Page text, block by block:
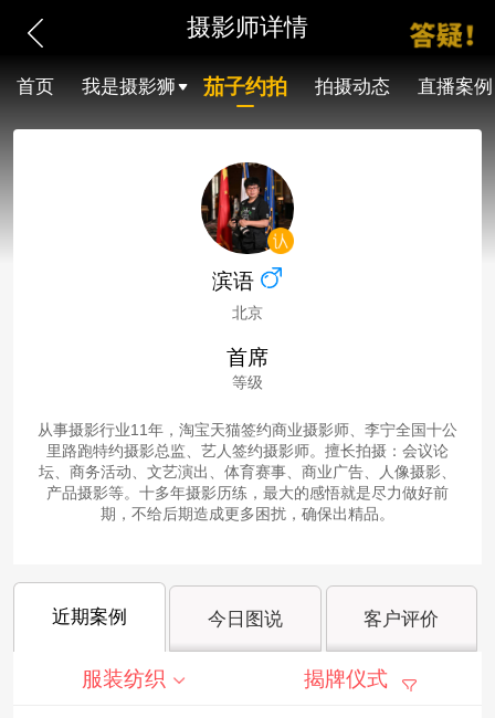
摄影师详情
首页 我是摄影狮 茄子约拍 拍摄动态 直播案例
滨语
北京
首席
等级
从事摄影行业11年，淘宝天猫签约商业摄影师、李宁全国十公
里路跑特约摄影总监、艺人签约摄影师。擅长拍摄：会议论
坛、商务活动、文艺演出、体育赛事、商业广告、人像摄影、
产品摄影等。十多年摄影历练，最大的感悟就是尽力做好前
期，不给后期造成更多困扰，确保出精品。
近期案例 今日图说 客户评价
服装纺织 揭牌仪式